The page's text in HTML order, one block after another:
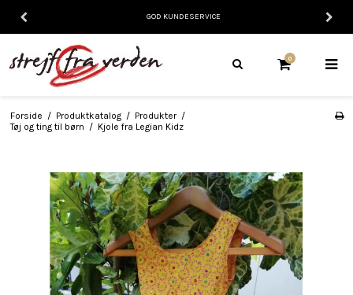
GOD KUNDESERVICE
0
Forside / Produktkatalog / Produkter /
Tøj og ting til børn / Kjole fra Legian Kidz